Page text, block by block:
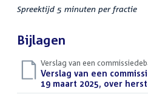
Spreektijd 5 minuten per fractie
Bijlagen
Verslag van een
Download
bestand:
Verslag van een
19 maart 2025, over